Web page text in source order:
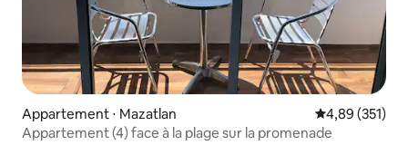
Appartement ⋅ Mazatlan Évaluation
4,89 (351)
Appartement (4) face à la plage sur la promenade